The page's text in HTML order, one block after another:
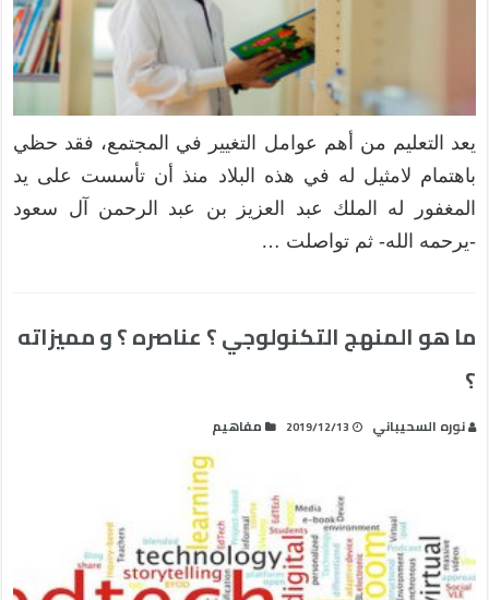
يعد التعليم من أهم عوامل التغيير في المجتمع، فقد حظي
باهتمام لامثيل له في هذه البلاد منذ أن تأسست على يد
المغفور له الملك عبد العزيز بن عبد الرحمن آل سعود
-يرحمه الله- ثم تواصلت …
ما هو المنهج التكنولوجي ؟ عناصره ؟ و مميزاته
؟
نوره السحيباني 2019/12/13 مفاهيم